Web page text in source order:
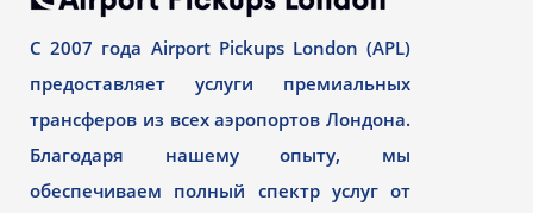
С 2007 года Airport Pickups London (APL)
предоставляет услуги премиальных
трансферов из всех аэропортов Лондона.
Благодаря нашему опыту, мы
обеспечиваем полный спектр услуг от